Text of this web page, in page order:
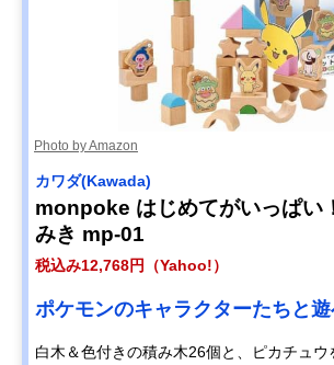
Photo by Amazon
カワダ(Kawada)
monpoke はじめてがいっぱい
みき mp-01
税込み12,768円（Yahoo!）
ポケモンのキャラクターたちと
白木＆色付きの積み木26個と、ピカチュウ